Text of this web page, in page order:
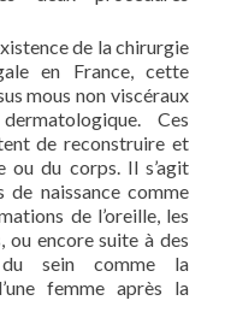
de la chirurgie
en France, cette
mous non viscéraux
Ces
de reconstruire et
ou du corps. Il s’agit
de naissance comme
de l’oreille, les
ou encore suite à des
sein comme la
femme après la